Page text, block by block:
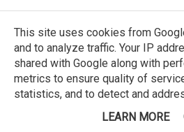
Dariakre
18 lutego 2022 21:13
Poleciłam znajomym,
This site uses cookies from
and to analyze traffic. Your IP
shared with Google along with
metrics to ensure quality of
statistics, and to detect and
LEARN MORE